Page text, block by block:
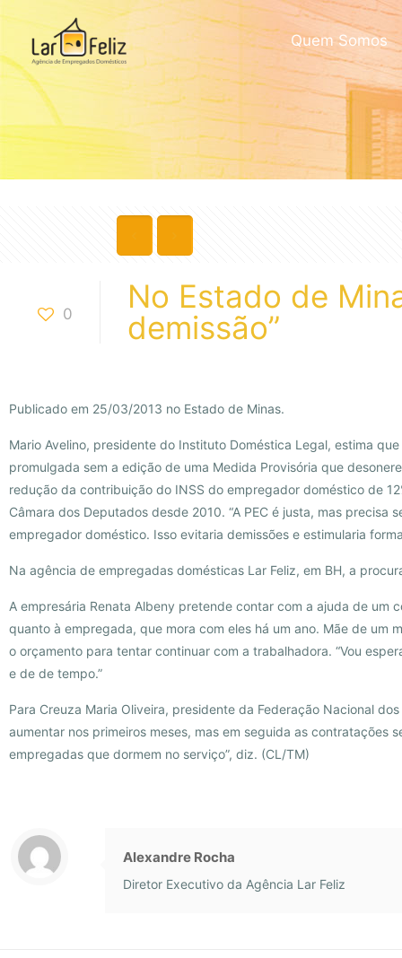
Quem Somos
0
No Estado de
demissão”
Publicado em 25/03/2013 no Estado de Minas.
Mario Avelino, presidente do Instituto Doméstica Legal, estima
promulgada sem a edição de uma Medida Provisória que
redução da contribuição do INSS do empregador doméstico de
Câmara dos Deputados desde 2010. “A PEC é justa, mas
empregador doméstico. Isso evitaria demissões e estimularia
Na agência de empregadas domésticas Lar Feliz, em BH, a
A empresária Renata Albeny pretende contar com a ajuda de
quanto à empregada, que mora com eles há um ano. Mãe de
o orçamento para tentar continuar com a trabalhadora. “Vou
e de de tempo.”
Para Creuza Maria Oliveira, presidente da Federação Nacional
aumentar nos primeiros meses, mas em seguida as contratações
empregadas que dormem no serviço”, diz. (CL/TM)
Alexandre Rocha
Diretor Executivo da Agência Lar Feliz